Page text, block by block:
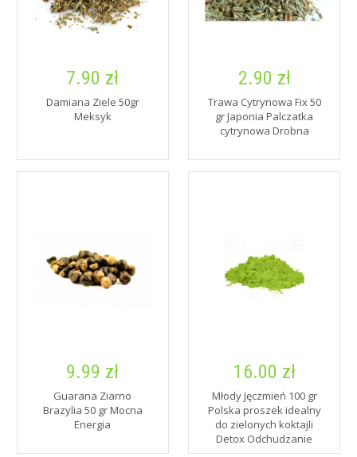
7.90 zł
Damiana Ziele 50gr
Meksyk
2.90 zł
Trawa Cytrynowa Fix 50
gr Japonia Palczatka
cytrynowa Drobna
9.99 zł
Guarana Ziarno
Brazylia 50 gr Mocna
Energia
16.00 zł
Młody Jęczmień 100 gr
Polska proszek idealny
do zielonych koktajli
Detox Odchudzanie